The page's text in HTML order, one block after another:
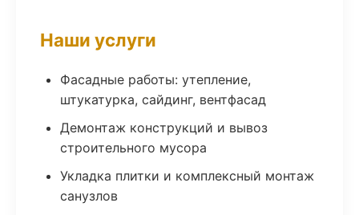
Наши услуги
Фасадные работы: утепление,
штукатурка, сайдинг, вентфасад
Демонтаж конструкций и вывоз
строительного мусора
Укладка плитки и комплексный монтаж
санузлов